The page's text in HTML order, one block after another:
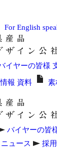
For English
イヤーの皆様
報 資料 素
バイヤーの皆
ニュース 採